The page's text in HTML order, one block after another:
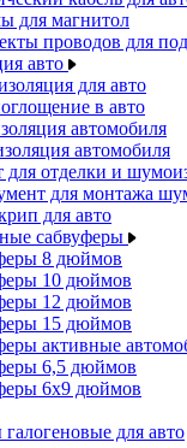
для магнитол
проводов для
авто
для авто
в авто
автомобиля
автомобиля
для отделки и
для монтажа
для авто
сабвуферы
8 дюймов
10 дюймов
12 дюймов
15 дюймов
активные
6,5 дюймов
6x9 дюймов
для авто